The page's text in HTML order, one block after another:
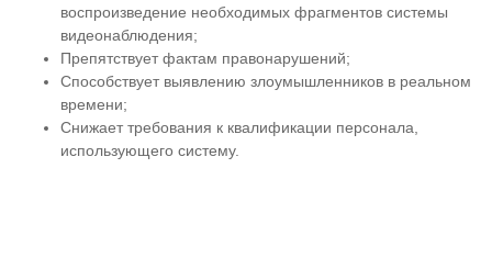
воспроизведение необходимых фрагментов системы
видеонаблюдения;
Препятствует фактам правонарушений;
Способствует выявлению злоумышленников в реальном
времени;
Снижает требования к квалификации персонала,
использующего систему.